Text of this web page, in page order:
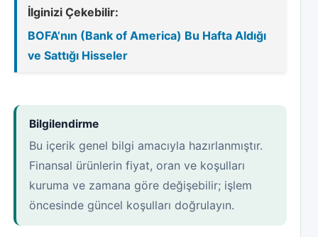
İlginizi Çekebilir:
BOFA’nın (Bank of America) Bu Hafta Aldığı
ve Sattığı Hisseler
Bilgilendirme
Bu içerik genel bilgi amacıyla hazırlanmıştır.
Finansal ürünlerin fiyat, oran ve koşulları
kuruma ve zamana göre değişebilir; işlem
öncesinde güncel koşulları doğrulayın.